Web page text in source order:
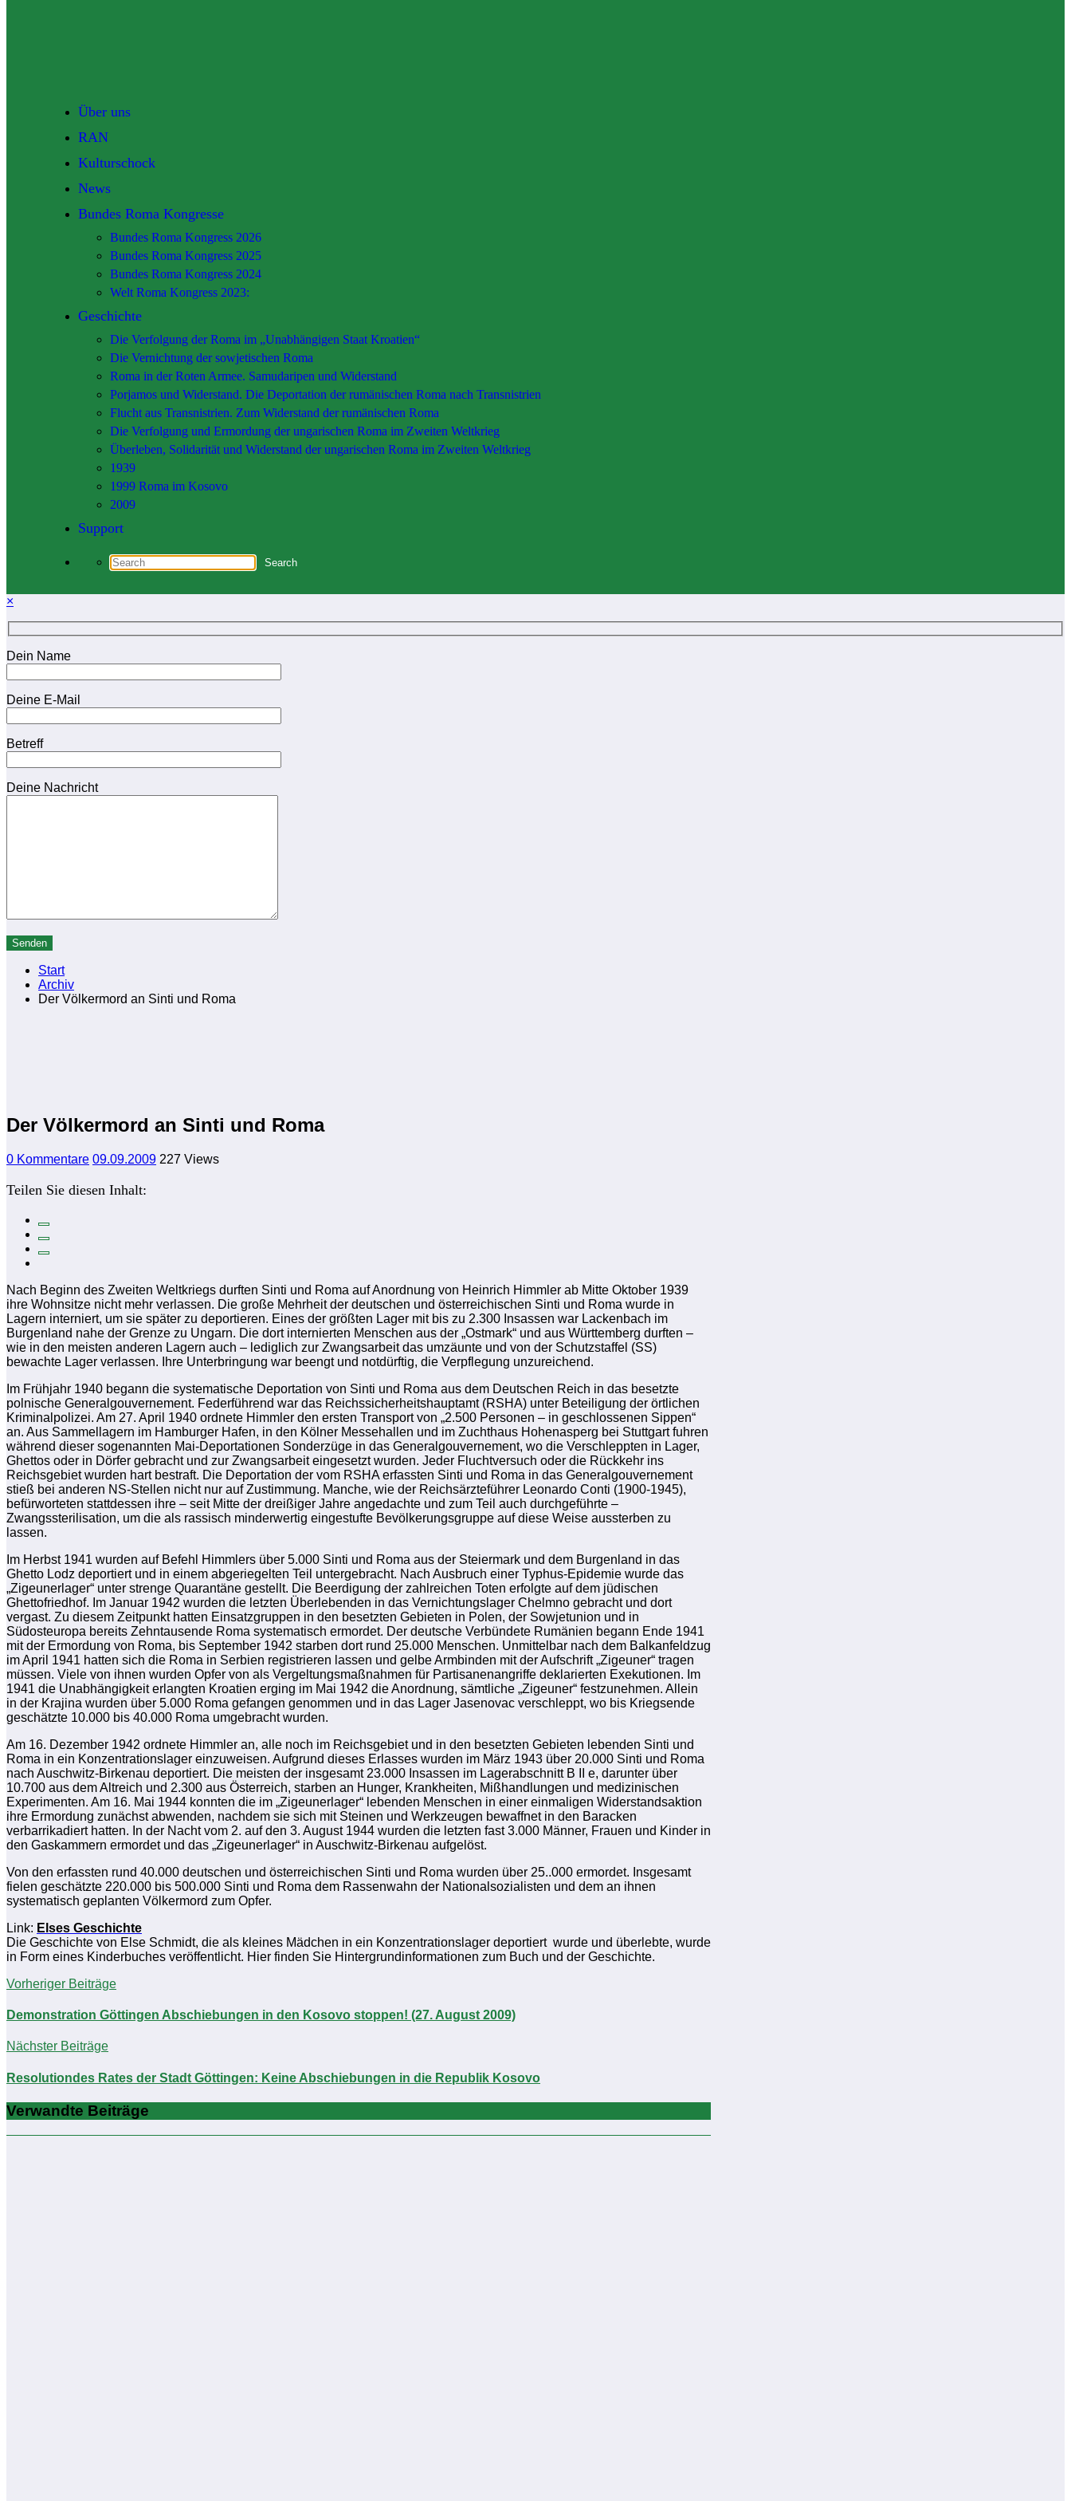
Über uns
RAN
Kulturschock
News
Bundes Roma Kongresse
Bundes Roma Kongress 2026
Bundes Roma Kongress 2025
Bundes Roma Kongress 2024
Welt Roma Kongress 2023:
Geschichte
Die Verfolgung der Roma im „Unabhängigen Staat Kroatien“
Die Vernichtung der sowjetischen Roma
Roma in der Roten Armee. Samudaripen und Widerstand
Porjamos und Widerstand. Die Deportation der rumänischen Roma nach Transnistrien
Flucht aus Transnistrien. Zum Widerstand der rumänischen Roma
Die Verfolgung und Ermordung der ungarischen Roma im Zweiten Weltkrieg
Überleben, Solidarität und Widerstand der ungarischen Roma im Zweiten Weltkrieg
1939
1999 Roma im Kosovo
2009
Support
×
Dein Name
Deine E-Mail
Betreff
Deine Nachricht
Start
Archiv
Der Völkermord an Sinti und Roma
Der Völkermord an Sinti und Roma
0 Kommentare 09.09.2009 227 Views
Teilen Sie diesen Inhalt:
Nach Beginn des Zweiten Weltkriegs durften Sinti und Roma auf Anordnung von Heinrich Himmler ab Mitte Oktober 1939
ihre Wohnsitze nicht mehr verlassen. Die große Mehrheit der deutschen und österreichischen Sinti und Roma wurde in
Lagern interniert, um sie später zu deportieren. Eines der größten Lager mit bis zu 2.300 Insassen war Lackenbach im
Burgenland nahe der Grenze zu Ungarn. Die dort internierten Menschen aus der „Ostmark“ und aus Württemberg durften –
wie in den meisten anderen Lagern auch – lediglich zur Zwangsarbeit das umzäunte und von der Schutzstaffel (SS)
bewachte Lager verlassen. Ihre Unterbringung war beengt und notdürftig, die Verpflegung unzureichend.
Im Frühjahr 1940 begann die systematische Deportation von Sinti und Roma aus dem Deutschen Reich in das besetzte
polnische Generalgouvernement. Federführend war das Reichssicherheitshauptamt (RSHA) unter Beteiligung der örtlichen
Kriminalpolizei. Am 27. April 1940 ordnete Himmler den ersten Transport von „2.500 Personen – in geschlossenen Sippen“
an. Aus Sammellagern im Hamburger Hafen, in den Kölner Messehallen und im Zuchthaus Hohenasperg bei Stuttgart fuhren
während dieser sogenannten Mai-Deportationen Sonderzüge in das Generalgouvernement, wo die Verschleppten in Lager,
Ghettos oder in Dörfer gebracht und zur Zwangsarbeit eingesetzt wurden. Jeder Fluchtversuch oder die Rückkehr ins
Reichsgebiet wurden hart bestraft. Die Deportation der vom RSHA erfassten Sinti und Roma in das Generalgouvernement
stieß bei anderen NS-Stellen nicht nur auf Zustimmung. Manche, wie der Reichsärzteführer Leonardo Conti (1900-1945),
befürworteten stattdessen ihre – seit Mitte der dreißiger Jahre angedachte und zum Teil auch durchgeführte –
Zwangssterilisation, um die als rassisch minderwertig eingestufte Bevölkerungsgruppe auf diese Weise aussterben zu
lassen.
Im Herbst 1941 wurden auf Befehl Himmlers über 5.000 Sinti und Roma aus der Steiermark und dem Burgenland in das
Ghetto Lodz deportiert und in einem abgeriegelten Teil untergebracht. Nach Ausbruch einer Typhus-Epidemie wurde das
„Zigeunerlager“ unter strenge Quarantäne gestellt. Die Beerdigung der zahlreichen Toten erfolgte auf dem jüdischen
Ghettofriedhof. Im Januar 1942 wurden die letzten Überlebenden in das Vernichtungslager Chelmno gebracht und dort
vergast. Zu diesem Zeitpunkt hatten Einsatzgruppen in den besetzten Gebieten in Polen, der Sowjetunion und in
Südosteuropa bereits Zehntausende Roma systematisch ermordet. Der deutsche Verbündete Rumänien begann Ende 1941
mit der Ermordung von Roma, bis September 1942 starben dort rund 25.000 Menschen. Unmittelbar nach dem Balkanfeldzug
im April 1941 hatten sich die Roma in Serbien registrieren lassen und gelbe Armbinden mit der Aufschrift „Zigeuner“ tragen
müssen. Viele von ihnen wurden Opfer von als Vergeltungsmaßnahmen für Partisanenangriffe deklarierten Exekutionen. Im
1941 die Unabhängigkeit erlangten Kroatien erging im Mai 1942 die Anordnung, sämtliche „Zigeuner“ festzunehmen. Allein
in der Krajina wurden über 5.000 Roma gefangen genommen und in das Lager Jasenovac verschleppt, wo bis Kriegsende
geschätzte 10.000 bis 40.000 Roma umgebracht wurden.
Am 16. Dezember 1942 ordnete Himmler an, alle noch im Reichsgebiet und in den besetzten Gebieten lebenden Sinti und
Roma in ein Konzentrationslager einzuweisen. Aufgrund dieses Erlasses wurden im März 1943 über 20.000 Sinti und Roma
nach Auschwitz-Birkenau deportiert. Die meisten der insgesamt 23.000 Insassen im Lagerabschnitt B II e, darunter über
10.700 aus dem Altreich und 2.300 aus Österreich, starben an Hunger, Krankheiten, Mißhandlungen und medizinischen
Experimenten. Am 16. Mai 1944 konnten die im „Zigeunerlager“ lebenden Menschen in einer einmaligen Widerstandsaktion
ihre Ermordung zunächst abwenden, nachdem sie sich mit Steinen und Werkzeugen bewaffnet in den Baracken
verbarrikadiert hatten. In der Nacht vom 2. auf den 3. August 1944 wurden die letzten fast 3.000 Männer, Frauen und Kinder in
den Gaskammern ermordet und das „Zigeunerlager“ in Auschwitz-Birkenau aufgelöst.
Von den erfassten rund 40.000 deutschen und österreichischen Sinti und Roma wurden über 25..000 ermordet. Insgesamt
fielen geschätzte 220.000 bis 500.000 Sinti und Roma dem Rassenwahn der Nationalsozialisten und dem an ihnen
systematisch geplanten Völkermord zum Opfer.
Link: Elses Geschichte
Die Geschichte von Else Schmidt, die als kleines Mädchen in ein Konzentrationslager deportiert wurde und überlebte, wurde
in Form eines Kinderbuches veröffentlicht. Hier finden Sie Hintergrundinformationen zum Buch und der Geschichte.
Vorheriger Beiträge
Demonstration Göttingen Abschiebungen in den Kosovo stoppen! (27. August 2009)
Nächster Beiträge
Resolutiondes Rates der Stadt Göttingen: Keine Abschiebungen in die Republik Kosovo
Verwandte Beiträge